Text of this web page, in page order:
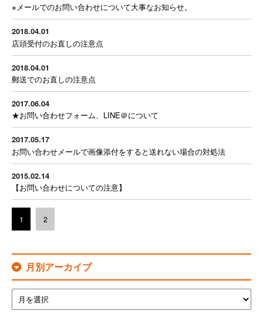
※メールでのお問い合わせについて大事なお知らせ。
2018.04.01
店頭受付のお直しの注意点
2018.04.01
郵送でのお直しの注意点
2017.06.04
★お問い合わせフォーム、LINE＠について
2017.05.17
お問い合わせメールで画像添付をすると送れない場合の対処法
2015.02.14
【お問い合わせについての注意】
1 2
月別アーカイブ